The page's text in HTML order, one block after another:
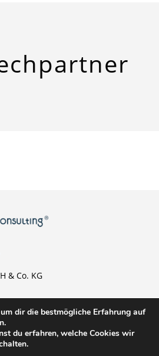
­partner
& Co. KG
46 00
dir die bestmögliche Erfahrung auf
du erfahren, welche Cookies wir